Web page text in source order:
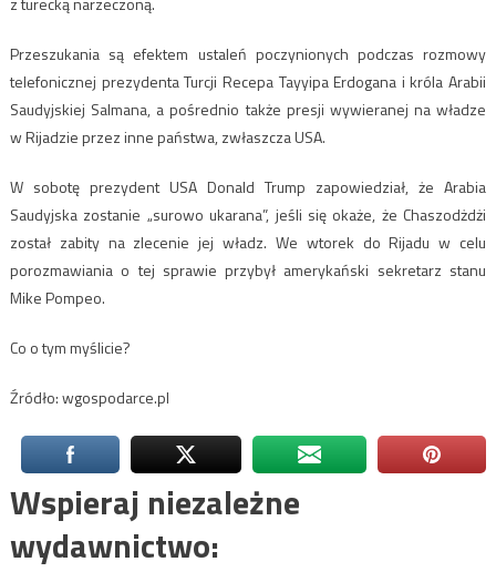
Przeszukania są efektem ustaleń poczynionych podczas rozmowy
telefonicznej prezydenta Turcji Recepa Tayyipa Erdogana i króla Arabii
Saudyjskiej Salmana, a pośrednio także presji wywieranej na władze
w Rijadzie przez inne państwa, zwłaszcza USA.
W sobotę prezydent USA Donald Trump zapowiedział, że Arabia
Saudyjska zostanie „surowo ukarana”, jeśli się okaże, że Chaszodżdżi
został zabity na zlecenie jej władz. We wtorek do Rijadu w celu
porozmawiania o tej sprawie przybył amerykański sekretarz stanu
Mike Pompeo.
Co o tym myślicie?
Źródło: wgospodarce.pl
Wspieraj niezależne
wydawnictwo: